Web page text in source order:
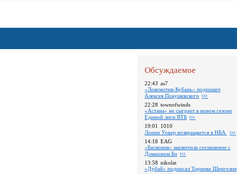
Обсуждаемое
22:43 as7
«Локомотив-Кубань» подпишет
Алексея Покушевского
22:28 townofwinds
«Астана» не сыграет в новом сезоне
Единой лиги ВТБ
19:01
1010
Лонни Уокер возвращается в НБА
14:18 EAG
«Баскония» заключила соглашение с
Дэмионом Бо
13:58 nikolat
«Дубай» подписал Торнике Шенгелия